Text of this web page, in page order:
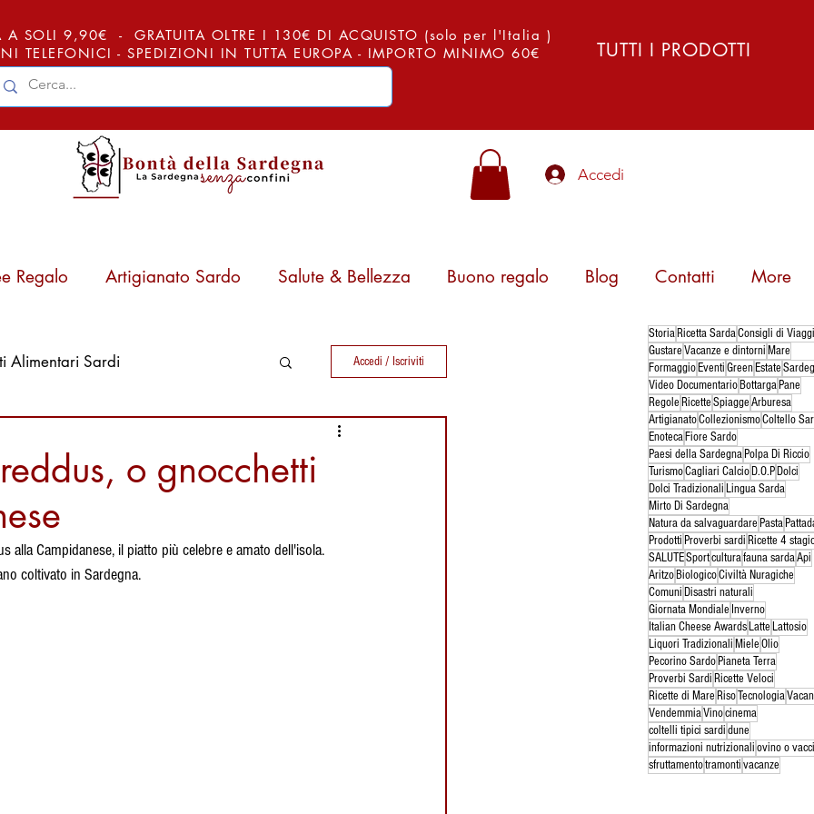
A SOLI 9,90€ - GRATUITA OLTRE I 130€ DI ACQUISTO (solo per l'Italia )
TELEFONICI - SPEDIZIONI IN TUTTA EUROPA - IMPORTO MINIMO 60€
TUTTI I PRODOTTI
Accedi
Regalo Artigianato Sardo Salute & Bellezza Buono regalo Blog Contatti More
Alimentari Sardi
Ambiente da salvaguardare
Calcio Documentari
Accedi / Iscriviti
o gnocchetti
alla Campidanese, il piatto più celebre e amato dell'isola.
coltivato in Sardegna.
StoriaRicetta SardaConsigli di
GustareVacanze e dintorni Mare
Formaggio EventiGreen Estate
Video DocumentarioBottarga Pane
Regole RicetteSpiaggeArburesa
ArtigianatoCollezionismoColtello
EnotecaFiore Sardo
Paesi della Sardegna Polpa Di Riccio
TurismoCagliari Calcio D.O.P Dolci
Dolci Tradizionali Lingua Sarda
Mirto Di Sardegna
Natura da salvaguardare Pasta
Prodotti Proverbi sardi Ricette 4
SALUTESportculturafauna sardaApi
AritzoBiologicoCiviltà Nuragiche
Comuni Disastri naturali
Giornata Mondiale Inverno
Italian Cheese Awards Latte Lattosio
Liquori Tradizionali MieleOlio
Pecorino Sardo Pianeta Terra
Proverbi Sardi Ricette Veloci
Ricette di Mare RisoTecnologia
VendemmiaVinocinema
coltelli tipici sardidune
informazioni nutrizionaliovino o
sfruttamentotramontivacanze